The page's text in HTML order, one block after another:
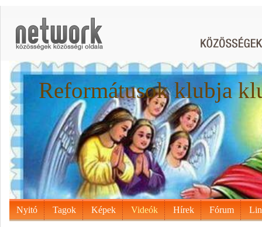
Reformátusok klubja
Nyitó Tagok Képek Videók Hírek Fórum